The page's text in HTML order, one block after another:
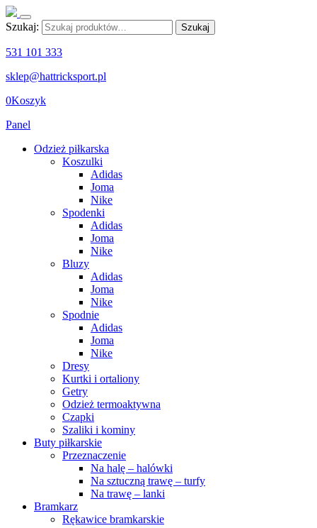
Szukaj: Szukaj
531 101 333
sklep@hattricksport.pl
0Koszyk
Panel
Odzież piłkarska
Koszulki
Adidas
Joma
Nike
Spodenki
Adidas
Joma
Nike
Bluzy
Adidas
Joma
Nike
Spodnie
Adidas
Joma
Nike
Dresy
Kurtki i ortaliony
Getry
Odzież termoaktywna
Czapki
Szaliki i kominy
Buty piłkarskie
Przeznaczenie
Na halę – halówki
Na sztuczną trawę – turfy
Na trawę – lanki
Bramkarz
Rękawice bramkarskie